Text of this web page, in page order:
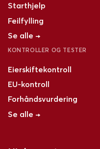
Starthjelp
Feilfylling
Se alle →
KONTROLLER OG TESTER
Eierskiftekontroll
EU-kontroll
Forhåndsvurdering
Se alle →